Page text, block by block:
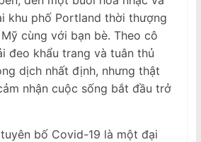
khu phố Portland thời thượng
cùng với bạn bè. Theo cô
đeo khẩu trang và tuân thủ
dịch nhất định, nhưng thật
nhận cuộc sống bắt đầu trở
bố Covid-19 là một đại